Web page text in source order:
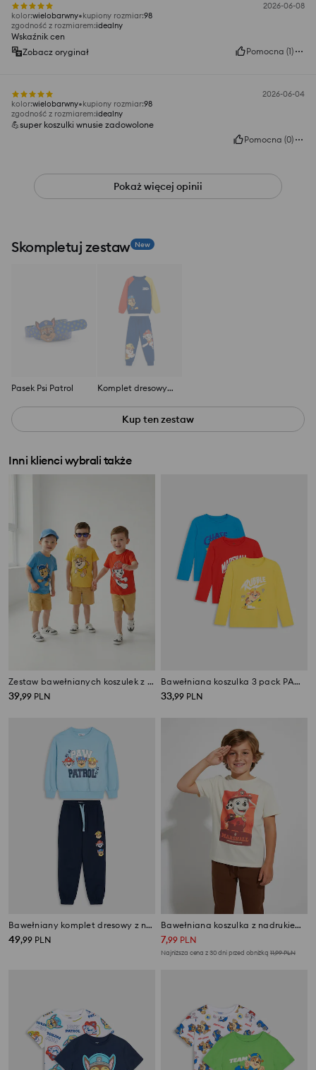
2026-06-08
kolor:wielobarwny kupiony rozmiar:98
zgodność z rozmiarem:idealny
Wskaźnik cen
Zobacz oryginał
Pomocna (1)
2026-06-04
kolor:wielobarwny kupiony rozmiar:98
zgodność z rozmiarem:idealny
💪super koszulki wnusie zadowolone
Pomocna (0)
Pokaż więcej opinii
Skompletuj zestaw New
Pasek Psi Patrol Komplet dresowy PAW Patrol
Kup ten zestaw
Inni klienci wybrali także
Zestaw bawełnianych koszulek z krótkim rękawem PAW Patrol 3 pack
39,99 PLN
Bawełniana koszulka 3 pack PAW Patrol
33,99 PLN
Bawełniany komplet dresowy z nadrukiem PAW Patrol
49,99 PLN
Bawełniana koszulka z nadrukiem PAW Patrol
7,99 PLN
Najniższa cena z 30 dni przed obniżką 11,99PLN